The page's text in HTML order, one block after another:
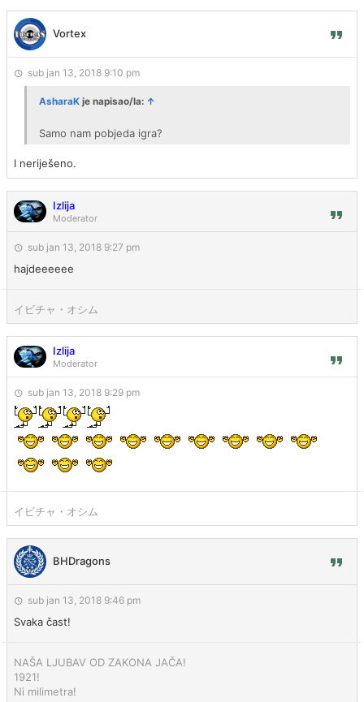
Vortex
sub jan 13, 2018 9:10 pm
AsharaK je napisao/la: ↑
Samo nam pobjeda igra?
I neriješeno.
Izlija
Moderator
sub jan 13, 2018 9:27 pm
hajdeeeeee
イビチャ・オシム
Izlija
Moderator
sub jan 13, 2018 9:29 pm
イビチャ・オシム
BHDragons
sub jan 13, 2018 9:46 pm
Svaka čast!
NAŠA LJUBAV OD ZAKONA JAČA!
1921!
Ni milimetra!